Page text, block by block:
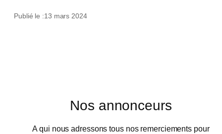
Publié le :13 mars 2024
Nos annonceurs
A qui nous adressons tous nos remerciements pour